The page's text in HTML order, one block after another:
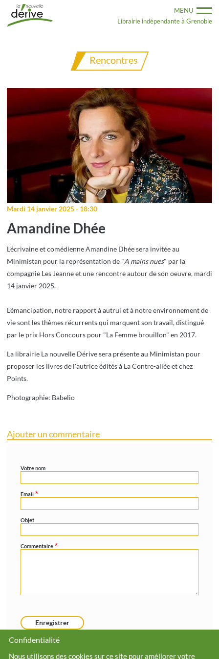
contenu
principal
Librairie indépendante à Grenoble
MENU
Rencontres
Mardi 14 janvier 2025 - 18:30
Amandine Dhée
L'écrivaine et comédienne Amandine Dhée sera invitée au
Minimistan pour la représentation de "A mains nues" par la
compagnie Les Jeanne et une rencontre autour de son oeuvre, mardi
14 janvier 2025.
L’émancipation, notre rapport à autrui et à notre environnement de
vie sont les thèmes récurrents qui marquent son travail, distingué
par le prix Hors Concours pour "La Femme brouillon" en 2017.
La librairie La nouvelle Dérive sera présente au Minimistan pour
proposer les livres de l'autrice édités à La Contre-allée et chez
Points.
Photographie: Babelio
Ajouter un commentaire
Votre nom
Email
Objet
Commentaire
Confidentialité
Nous utilisons des cookies sur ce site pour améliorer votre